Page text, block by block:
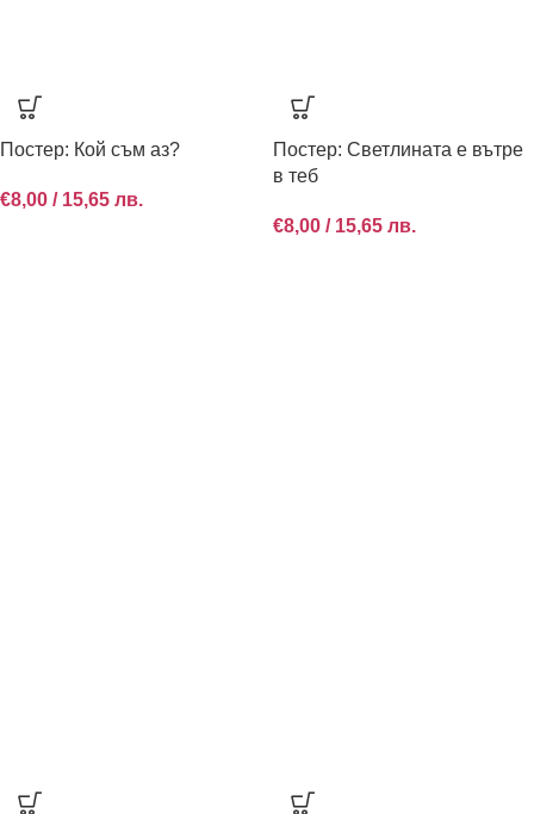
Постер: Кой съм аз?
€8,00 / 15,65 лв.
Постер: Светлината е вътре
в теб
€8,00 / 15,65 лв.